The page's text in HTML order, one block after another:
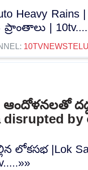
Heavy
|
ఆందోళనలతో
disrupted
లోకసభ |Lok